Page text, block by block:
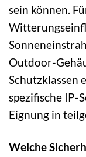
sein können.
Outdoor-
Schutzklassen
spezifische IP-
Eignung in
Welche